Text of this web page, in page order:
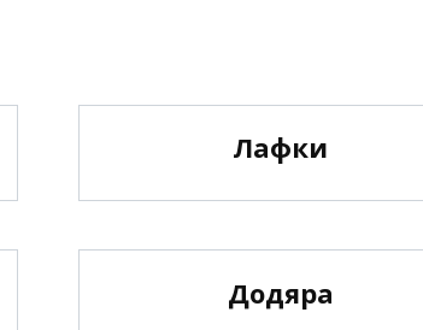
Лафки
Додяра